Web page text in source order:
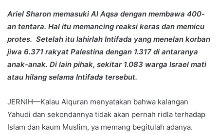
Ariel Sharon memasuki Al Aqsa dengan membawa 400-
an tentara. Hal itu memancing reaksi keras dan memicu
protes. Setelah itu lahirlah Intifada yang menelan korban
jiwa 6.371 rakyat Palestina dengan 1.317 di antaranya
anak-anak. Di lain pihak, sekitar 1.083 warga Israel mati
atau hilang selama Intifada tersebut.
JERNIH—Kalau Alquran menyatakan bahwa kalangan
Yahudi dan sekondannya tidak akan pernah ridla terhadap
Islam dan kaum Muslim, ya memang begitulah adanya.